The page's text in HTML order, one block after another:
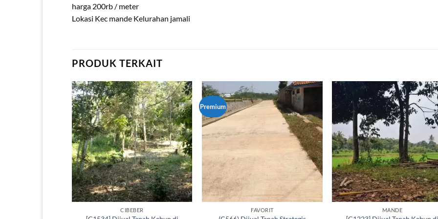
harga 200rb / meter
Lokasi Kec mande Kelurahan jamali
PRODUK TERKAIT
CIBEBER
Premium
FAVORIT MANDE